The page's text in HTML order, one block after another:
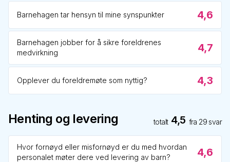
Barnehagen tar hensyn til mine synspunkter 4,6
Barnehagen jobber for å sikre foreldrenes
medvirkning
4,7
Opplever du foreldremøte som nyttig? 4,3
Henting og levering totalt 4,5 fra 29 svar
Hvor fornøyd eller misfornøyd er du med hvordan
personalet møter dere ved levering av barn?
4,6